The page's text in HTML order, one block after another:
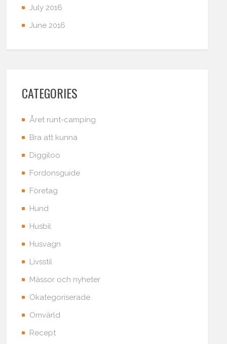
July 2016
June 2016
CATEGORIES
Året runt-camping
Bra att kunna
Diggiloo
Fordonsguide
Företag
Hund
Husbil
Husvagn
Livsstil
Mässor och nyheter
Okategoriserade
Omvärld
Recept